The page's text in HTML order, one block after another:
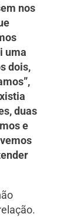
nos
uma
dois,
duas
e